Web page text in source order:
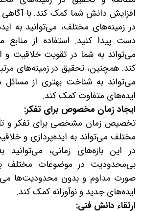
افزایش دانش شما کمک کند. با آگاهی
در زمینه‌های مختلف، می‌توانید به
دست پیدا کنید. استفاده از
می‌تواند به شما در تقویت خلاقیت و
کند. همچنین، تحقیق در زمینه‌های
می‌تواند به شناخت بهتری از
ایده‌های متفاوت کمک کند.
ایجاد زمان مخصوص برای تفکر:
تخصیص زمان مشخصی برای تفکر و
مختلف می‌تواند به ایده‌پردازی و
در این بازه‌های زمانی،
بی‌محدودیت در موضوعات مختلف
صورت مداوم و بدون محدودیت‌ها
ایده‌های جدید و نوآورانه کمک کند.
ارتقاء دانش فنی: